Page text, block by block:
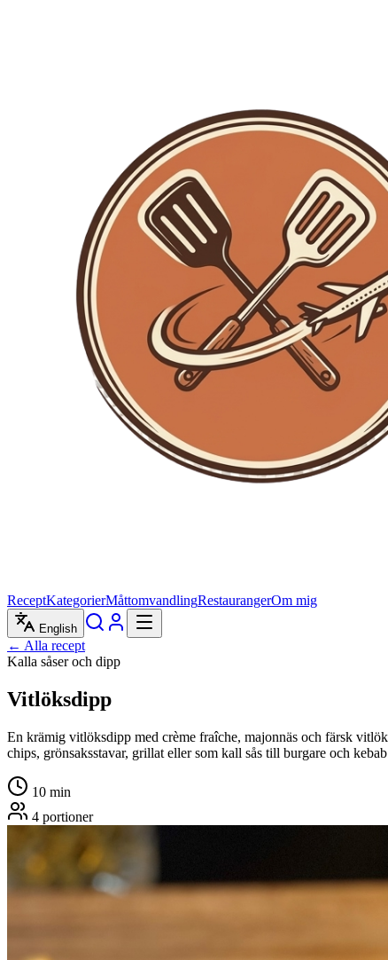
ReceptKategorierMåttomvandlingRestaurangerOm mig
English
← Alla recept
Kalla såser och dipp
Vitlöksdipp
En krämig vitlöksdipp med crème fraîche, majonnäs och färsk
chips, grönsaksstavar, grillat eller som kall sås till burgare och
10 min
4 portioner